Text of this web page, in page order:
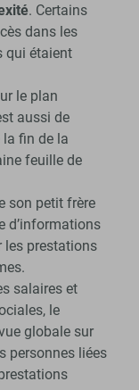
. Certains
dans les
qui étaient
le plan
aussi de
la fin de la
feuille de
son petit frère
d’informations
les prestations
salaires et
le
globale sur
personnes liées